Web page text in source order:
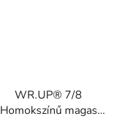
WR.UP® 7/8
Homokszínű magas